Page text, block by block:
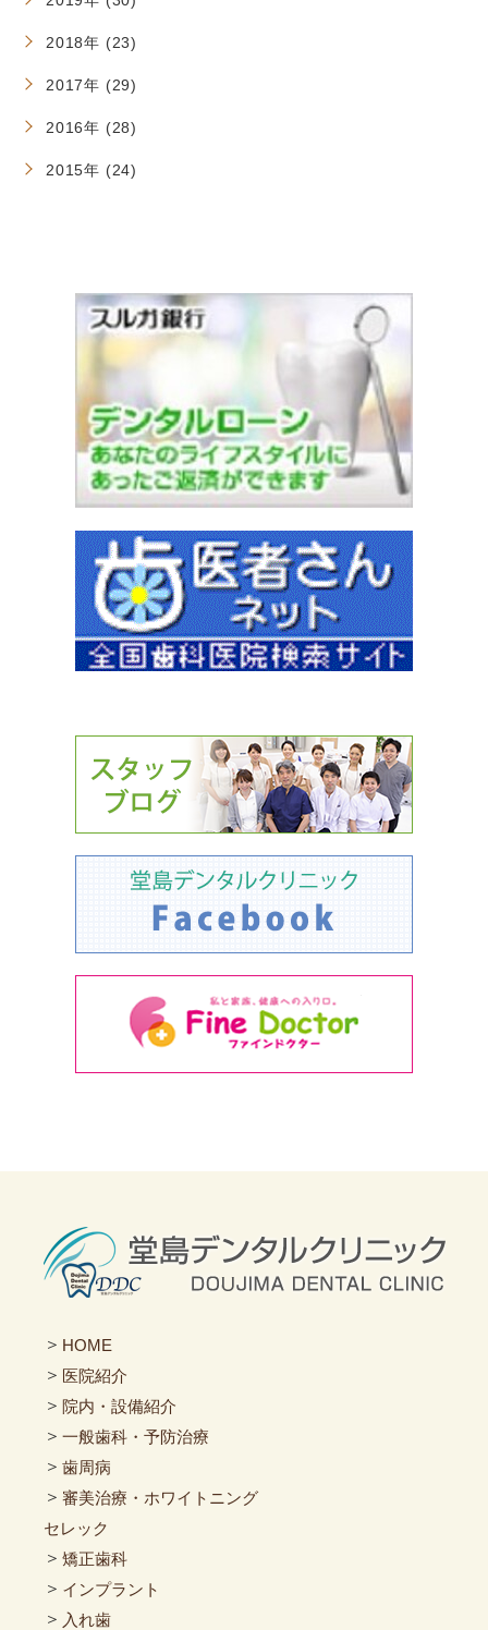
2018年 (23)
2017年 (29)
2016年 (28)
2015年 (24)
＞ HOME
＞ 医院紹介
＞院内・設備紹介
＞一般歯科・予防治療
＞歯周病
＞審美治療・ホワイトニング
セレック
＞矯正歯科
＞ インプラント
＞ 入れ歯